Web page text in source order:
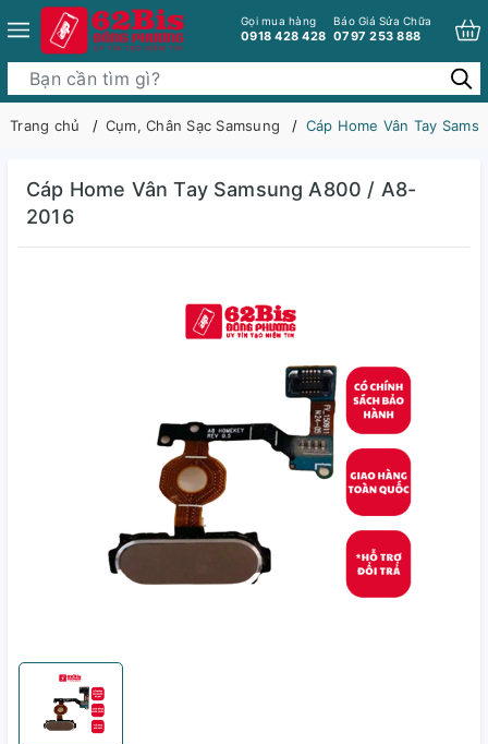
Gọi mua hàng
0918 428 428
Báo Giá Sửa Chữa
0797 253 888
Trang chủ Cụm, Chân Sạc Samsung Cáp Home Vân Tay
Cáp Home Vân Tay Samsung A800 / A8-
2016